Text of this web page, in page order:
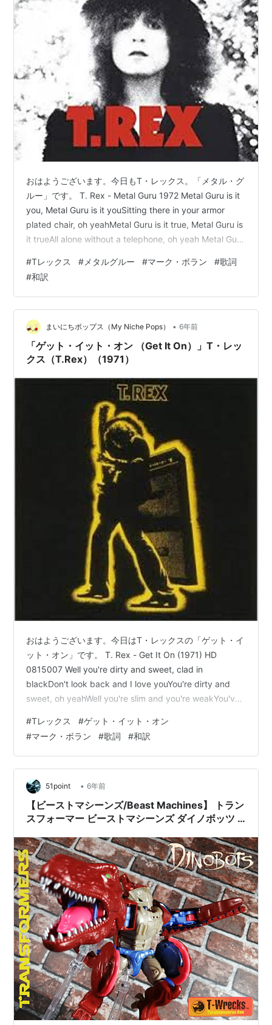
おはようございます。今日もT・レックス。「メタル・グ
ルー」です。 T. Rex - Metal Guru 1972 Metal Guru is it
you, Metal Guru is it youSitting there in your armor
plated chair, oh yeahMetal Guru is it true, Metal Guru is
it trueAll alone without a telephone, oh yeah Metal Guru
wil…
#Tレックス # メタルグルー #マーク・ボラン #歌詞
#和訳
まいにちポップス（My Niche Pops） • 6年前
「ゲット・イット・オン （Get It On）」T・レッ
クス（T.Rex）（1971）
おはようございます。今日はT・レックスの「ゲット・イ
ット・オン」です。 T. Rex - Get It On (1971) HD
0815007 Well you're dirty and sweet, clad in
blackDon't look back and I love youYou're dirty and
sweet, oh yeahWell you're slim and you're weakYou've
and you're my girl Get it on, ban…
#Tレックス #ゲット・イット・オン
#マーク・ボラン #歌詞 #和訳
51point • 6年前
【ビーストマシーンズ/Beast Machines】 トラン
スフォーマー ビーストマシーンズ ダイノボッツ T